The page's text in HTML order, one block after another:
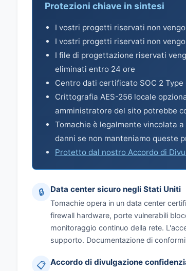
Protezioni chiave in sintesi
I vostri progetti riservati non
I vostri progetti riservati non
I file di progettazione riservati
eliminati entro 24 ore
Centro dati certificato SOC 2
Crittografia AES-256 locale
amministratore del sito potrebbe
Tomachie è legalmente vincolata
danni se non manteniamo queste
Protetto dal nostro Accordo di
🔒 Data center sicuro negli Stati Uniti
Tomachie opera in un data center
firewall hardware, porte vulnerabili
monitoraggio continuo della rete.
supporto. Documentazione di
📋 Accordo di divulgazione